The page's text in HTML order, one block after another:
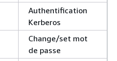
Authentification
Kerberos
Change/set mot
de passe